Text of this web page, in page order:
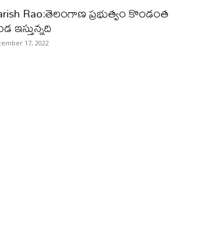
Rao:తెలంగాణ ప్రభుత్వం కొండంత
ఇస్తున్నది
17, 2022